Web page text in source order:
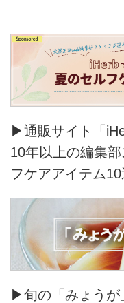
▶通販サイト「
10年以上の編集
フケアアイテム10
▶旬の「みょうが